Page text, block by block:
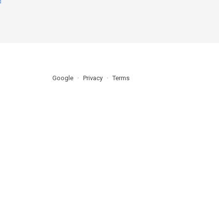
Google Privacy Terms